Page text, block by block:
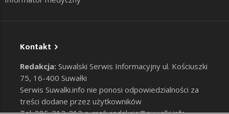
Kontakt
Redakcja: Suwalski Serwis Informacyjny ul. Kościuszki
75, 16-400 Suwałki
Serwis Suwalki.info nie ponosi odpowiedzialności za
treści dodane przez użytkowników